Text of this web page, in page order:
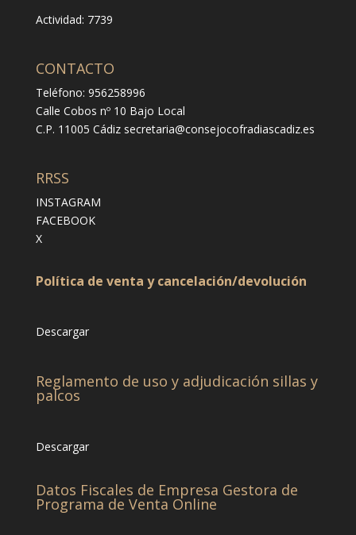
Actividad: 7739
CONTACTO
Teléfono: 956258996
Calle Cobos nº 10 Bajo Local
C.P. 11005 Cádiz secretaria@consejocofradiascadiz.es
RRSS
INSTAGRAM
FACEBOOK
X
Política de venta y cancelación/devolución
Descargar
Reglamento de uso y adjudicación sillas y
palcos
Descargar
Datos Fiscales de Empresa Gestora de
Programa de Venta Online